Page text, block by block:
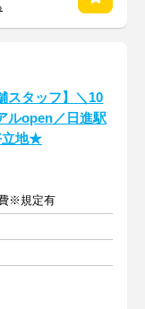
スタッフ】＼10
ルopen／日進駅
立地★
※規定有